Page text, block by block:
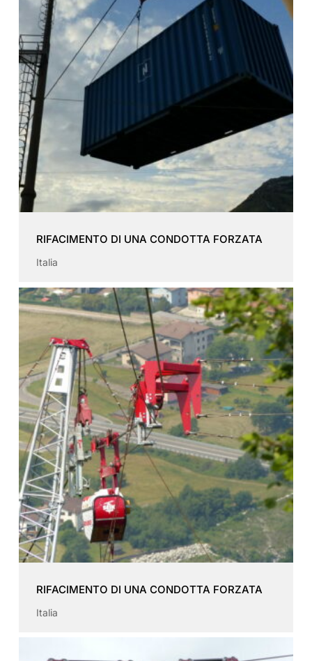
RIFACIMENTO DI UNA CONDOTTA FORZATA
Italia
RIFACIMENTO DI UNA CONDOTTA FORZATA
Italia